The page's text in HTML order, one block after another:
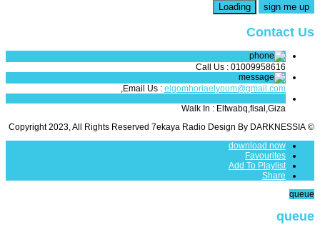
Loading
Contact Us
Call Us : 01009958616
Email Us : elgomhoriaelyoum@gmail.com
Walk In : Eltwabq,fisal,Giza
© Copyright 2023, All Rights Reserved 7ekaya Radio Design By DARKNESSIA
download now
Favourites
Add To Playlist
Share
queue
queue